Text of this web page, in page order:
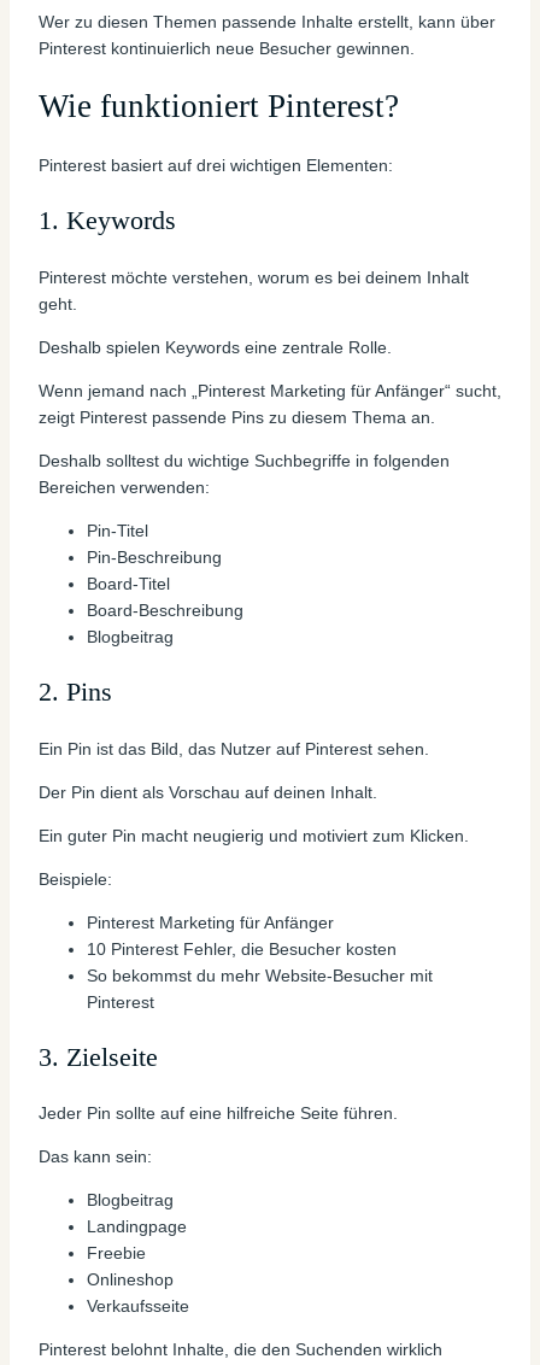
Wer zu diesen Themen passende Inhalte erstellt, kann über
Pinterest kontinuierlich neue Besucher gewinnen.
Wie funktioniert Pinterest?
Pinterest basiert auf drei wichtigen Elementen:
1. Keywords
Pinterest möchte verstehen, worum es bei deinem Inhalt
geht.
Deshalb spielen Keywords eine zentrale Rolle.
Wenn jemand nach „Pinterest Marketing für Anfänger“ sucht,
zeigt Pinterest passende Pins zu diesem Thema an.
Deshalb solltest du wichtige Suchbegriffe in folgenden
Bereichen verwenden:
Pin-Titel
Pin-Beschreibung
Board-Titel
Board-Beschreibung
Blogbeitrag
2. Pins
Ein Pin ist das Bild, das Nutzer auf Pinterest sehen.
Der Pin dient als Vorschau auf deinen Inhalt.
Ein guter Pin macht neugierig und motiviert zum Klicken.
Beispiele:
Pinterest Marketing für Anfänger
10 Pinterest Fehler, die Besucher kosten
So bekommst du mehr Website-Besucher mit
Pinterest
3. Zielseite
Jeder Pin sollte auf eine hilfreiche Seite führen.
Das kann sein:
Blogbeitrag
Landingpage
Freebie
Onlineshop
Verkaufsseite
Pinterest belohnt Inhalte, die den Suchenden wirklich